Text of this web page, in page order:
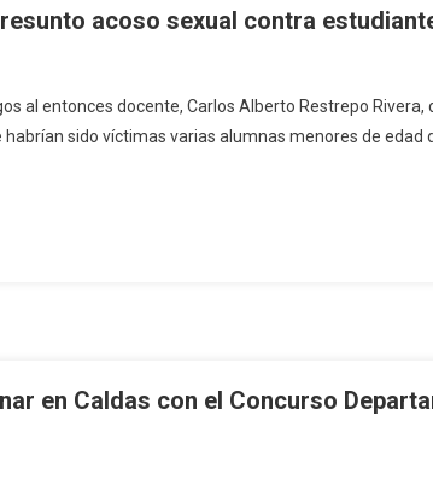
acoso sexual contra
al entonces docente, Carlos Alberto Restrepo
sido víctimas varias alumnas menores de
en Caldas con el Concurso